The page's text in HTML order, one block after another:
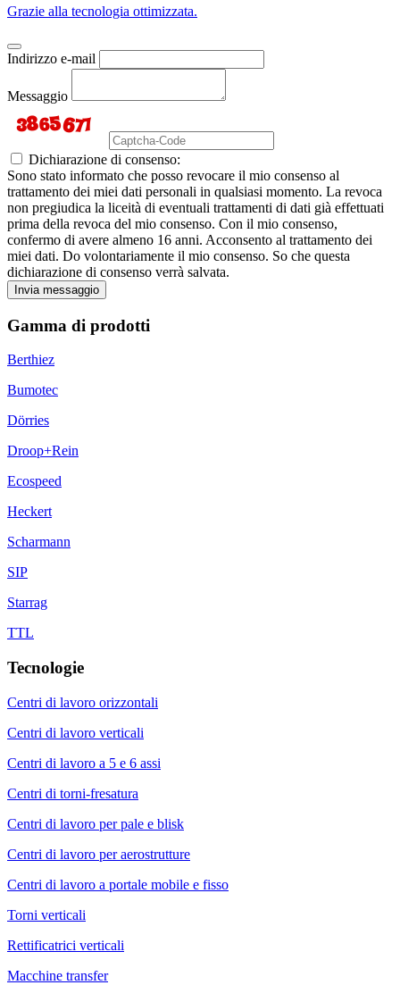
Grazie alla tecnologia ottimizzata.
Indirizzo e-mail
Messaggio
Dichiarazione di consenso:
Sono stato informato che posso revocare il mio consenso al
trattamento dei miei dati personali in qualsiasi momento. La revoca
non pregiudica la liceità di eventuali trattamenti di dati già effettuati
prima della revoca del mio consenso. Con il mio consenso,
confermo di avere almeno 16 anni. Acconsento al trattamento dei
miei dati. Do volontariamente il mio consenso. So che questa
dichiarazione di consenso verrà salvata.
Invia messaggio
Gamma di prodotti
Berthiez
Bumotec
Dörries
Droop+Rein
Ecospeed
Heckert
Scharmann
SIP
Starrag
TTL
Tecnologie
Centri di lavoro orizzontali
Centri di lavoro verticali
Centri di lavoro a 5 e 6 assi
Centri di torni-fresatura
Centri di lavoro per pale e blisk
Centri di lavoro per aerostrutture
Centri di lavoro a portale mobile e fisso
Torni verticali
Rettificatrici verticali
Macchine transfer